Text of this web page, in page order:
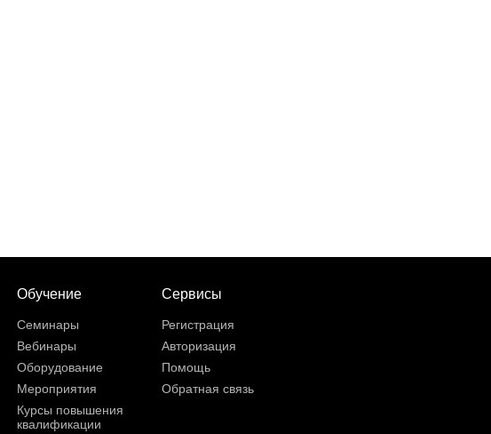
Обучение
Семинары
Вебинары
Оборудование
Мероприятия
Курсы повышения
квалификации
Сервисы
Регистрация
Авторизация
Помощь
Обратная связь